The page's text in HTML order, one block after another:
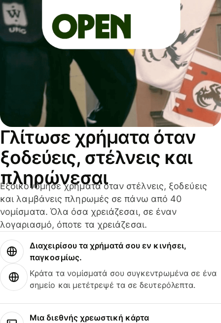
Γλίτωσε χρήματα όταν
ξοδεύεις, στέλνεις και
πληρώνεσαι
Εξοικονόμησε χρήματα όταν στέλνεις, ξοδεύεις
και λαμβάνεις πληρωμές σε πάνω από 40
νομίσματα. Όλα όσα χρειάζεσαι, σε έναν
λογαριασμό, όποτε τα χρειάζεσαι.
Διαχειρίσου τα χρήματά σου εν κινήσει,
παγκοσμίως.
Κράτα τα νομίσματά σου συγκεντρωμένα σε ένα
σημείο και μετέτρεψέ τα σε δευτερόλεπτα.
Μια διεθνής χρεωστική κάρτα